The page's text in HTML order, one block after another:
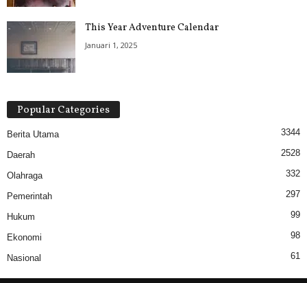
This Year Adventure Calendar
Januari 1, 2025
Popular Categories
Berita Utama 3344
Daerah 2528
Olahraga 332
Pemerintah 297
Hukum 99
Ekonomi 98
Nasional 61